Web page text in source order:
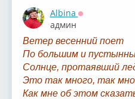
Albina
Оффлайн
админ
Ветер весенний поет
По большим и
Солнце, протаявший
Это так много, так
Как мне об этом